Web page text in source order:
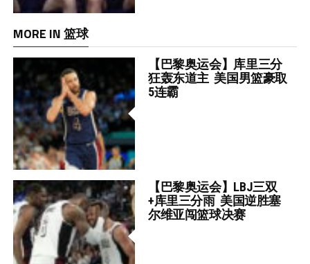
MORE IN 篮球
【巴黎奥运会】库里三分
狂轰东道主 美国男篮豪取
5连霸
【巴黎奥运会】LBJ三双
+库里三分雨 美国逆胜塞
尔维亚闯篮球决赛